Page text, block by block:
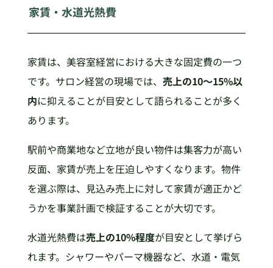
家賃・水道光熱費
家賃は、美容室経営における大きな固定費の一つ
です。サロン経営の現場では、 売上の10〜15%以
内に抑えることが目安として語られることが多く
あります。
駅前や商業地など立地が良い物件は集客力が高い
反面、家賃が売上を圧迫しやすくなります。物件
を選ぶ際は、見込み売上に対して家賃が適正かど
うかを事業計画で検証することが大切です。
水道光熱費は売上の10%程度が目安として挙げら
れます。シャワーやパーマ機器など、水道・電気